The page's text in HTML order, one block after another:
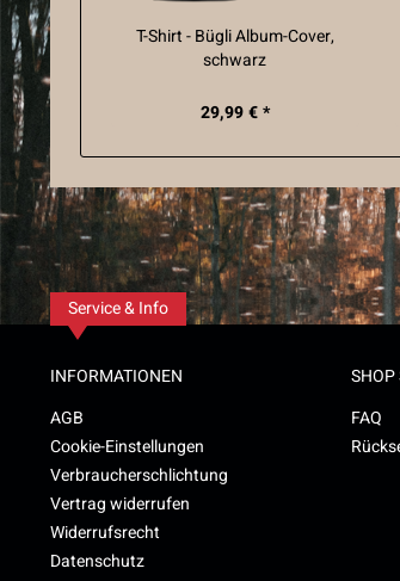
T-Shirt - Bügli Album-Cover,
schwarz
29,99 € *
Service & Info
INFORMATIONEN
AGB
Cookie-Einstellungen
Verbraucherschlichtung
Vertrag widerrufen
Widerrufsrecht
Datenschutz
SHOP
FAQ